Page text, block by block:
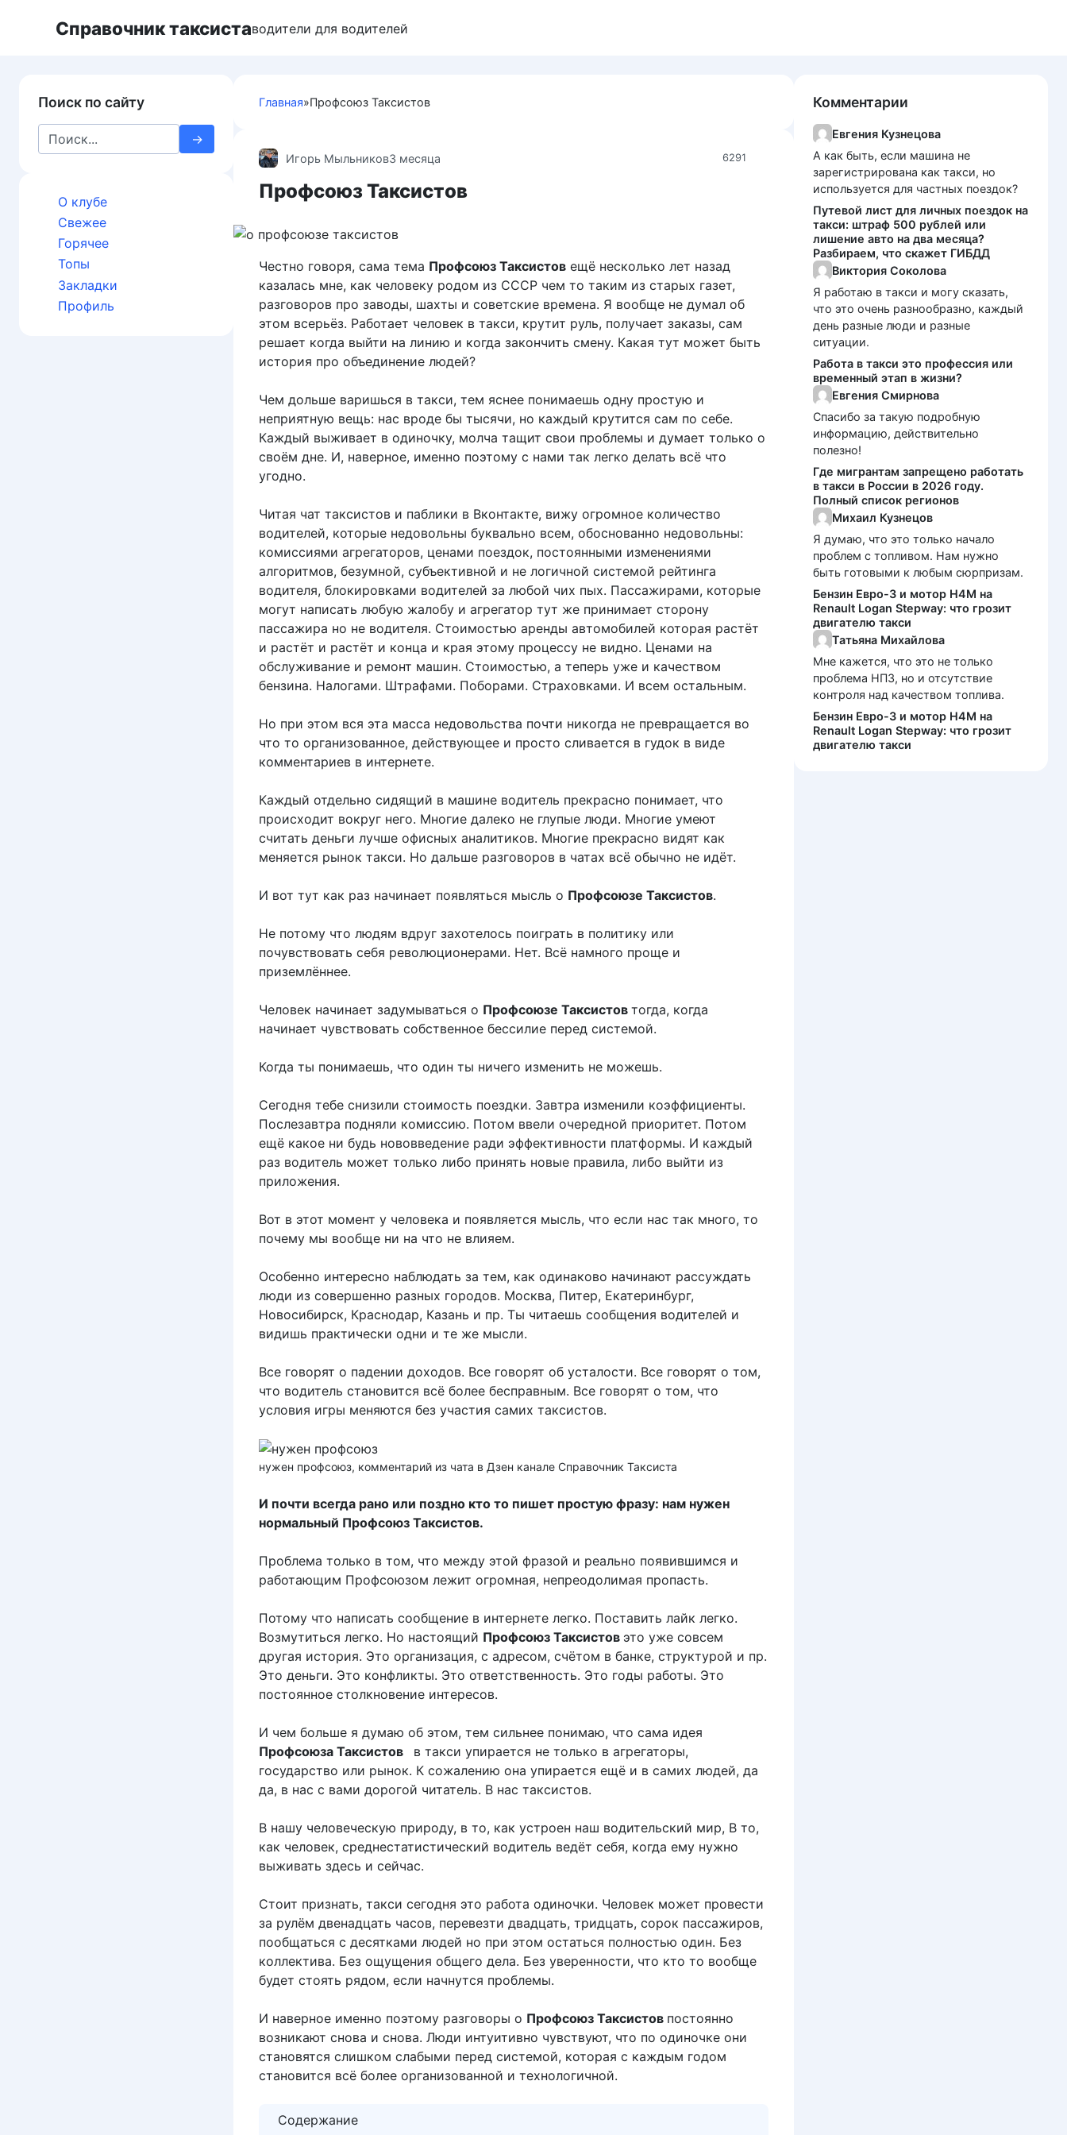
Справочник таксиставодители для водителей
Главная»Профсоюз Таксистов
6291
Игорь Мыльников3 месяца
Профсоюз Таксистов
Честно говоря, сама тема Профсоюз Таксистов ещё несколько лет назад
казалась мне, как человеку родом из СССР чем то таким из старых газет,
разговоров про заводы, шахты и советские времена. Я вообще не думал об
этом всерьёз. Работает человек в такси, крутит руль, получает заказы, сам
решает когда выйти на линию и когда закончить смену. Какая тут может быть
история про объединение людей?
Чем дольше варишься в такси, тем яснее понимаешь одну простую и
неприятную вещь: нас вроде бы тысячи, но каждый крутится сам по себе.
Каждый выживает в одиночку, молча тащит свои проблемы и думает только о
своём дне. И, наверное, именно поэтому с нами так легко делать всё что
угодно.
Читая чат таксистов и паблики в Вконтакте, вижу огромное количество
водителей, которые недовольны буквально всем, обоснованно недовольны:
комиссиями агрегаторов, ценами поездок, постоянными изменениями
алгоритмов, безумной, субъективной и не логичной системой рейтинга
водителя, блокировками водителей за любой чих пых. Пассажирами, которые
могут написать любую жалобу и агрегатор тут же принимает сторону
пассажира но не водителя. Стоимостью аренды автомобилей которая растёт
и растёт и растёт и конца и края этому процессу не видно. Ценами на
обслуживание и ремонт машин. Стоимостью, а теперь уже и качеством
бензина. Налогами. Штрафами. Поборами. Страховками. И всем остальным.
Но при этом вся эта масса недовольства почти никогда не превращается во
что то организованное, действующее и просто сливается в гудок в виде
комментариев в интернете.
Каждый отдельно сидящий в машине водитель прекрасно понимает, что
происходит вокруг него. Многие далеко не глупые люди. Многие умеют
считать деньги лучше офисных аналитиков. Многие прекрасно видят как
меняется рынок такси. Но дальше разговоров в чатах всё обычно не идёт.
И вот тут как раз начинает появляться мысль о Профсоюзе Таксистов.
Не потому что людям вдруг захотелось поиграть в политику или
почувствовать себя революционерами. Нет. Всё намного проще и
приземлённее.
Человек начинает задумываться о Профсоюзе Таксистов тогда, когда
начинает чувствовать собственное бессилие перед системой.
Когда ты понимаешь, что один ты ничего изменить не можешь.
Сегодня тебе снизили стоимость поездки. Завтра изменили коэффициенты.
Послезавтра подняли комиссию. Потом ввели очередной приоритет. Потом
ещё какое ни будь нововведение ради эффективности платформы. И каждый
раз водитель может только либо принять новые правила, либо выйти из
приложения.
Вот в этот момент у человека и появляется мысль, что если нас так много, то
почему мы вообще ни на что не влияем.
Особенно интересно наблюдать за тем, как одинаково начинают рассуждать
люди из совершенно разных городов. Москва, Питер, Екатеринбург,
Новосибирск, Краснодар, Казань и пр. Ты читаешь сообщения водителей и
видишь практически одни и те же мысли.
Все говорят о падении доходов. Все говорят об усталости. Все говорят о том,
что водитель становится всё более бесправным. Все говорят о том, что
условия игры меняются без участия самих таксистов.
нужен профсоюз, комментарий из чата в Дзен канале Справочник Таксиста
И почти всегда рано или поздно кто то пишет простую фразу: нам нужен
нормальный Профсоюз Таксистов.
Проблема только в том, что между этой фразой и реально появившимся и
работающим Профсоюзом лежит огромная, непреодолимая пропасть.
Потому что написать сообщение в интернете легко. Поставить лайк легко.
Возмутиться легко. Но настоящий Профсоюз Таксистов это уже совсем
другая история. Это организация, с адресом, счётом в банке, структурой и пр.
Это деньги. Это конфликты. Это ответственность. Это годы работы. Это
постоянное столкновение интересов.
И чем больше я думаю об этом, тем сильнее понимаю, что сама идея
Профсоюза Таксистов
в такси упирается не только в агрегаторы,
государство или рынок. К сожалению она упирается ещё и в самих людей, да
да, в нас с вами дорогой читатель. В нас таксистов.
В нашу человеческую природу, в то, как устроен наш водительский мир, В то,
как человек, среднестатистический водитель ведёт себя, когда ему нужно
выживать здесь и сейчас.
Стоит признать, такси сегодня это работа одиночки. Человек может провести
за рулём двенадцать часов, перевезти двадцать, тридцать, сорок пассажиров,
пообщаться с десятками людей но при этом остаться полностью один. Без
коллектива. Без ощущения общего дела. Без уверенности, что кто то вообще
будет стоять рядом, если начнутся проблемы.
И наверное именно поэтому разговоры о Профсоюз Таксистов постоянно
возникают снова и снова. Люди интуитивно чувствуют, что по одиночке они
становятся слишком слабыми перед системой, которая с каждым годом
становится всё более организованной и технологичной.
Содержание
Поиск по сайту
e
О клубе
Свежее
Горячее
Топы
Закладки
Профиль
Комментарии
Евгения Кузнецова
А как быть, если машина не
зарегистрирована как такси, но
используется для частных поездок?
Путевой лист для личных поездок на
такси: штраф 500 рублей или
лишение авто на два месяца?
Разбираем, что скажет ГИБДД
Виктория Соколова
Я работаю в такси и могу сказать,
что это очень разнообразно, каждый
день разные люди и разные
ситуации.
Работа в такси это профессия или
временный этап в жизни?
Евгения Смирнова
Спасибо за такую подробную
информацию, действительно
полезно!
Где мигрантам запрещено работать
в такси в России в 2026 году.
Полный список регионов
Михаил Кузнецов
Я думаю, что это только начало
проблем с топливом. Нам нужно
быть готовыми к любым сюрпризам.
Бензин Евро-3 и мотор H4M на
Renault Logan Stepway: что грозит
двигателю такси
Татьяна Михайлова
Мне кажется, что это не только
проблема НПЗ, но и отсутствие
контроля над качеством топлива.
Бензин Евро-3 и мотор H4M на
Renault Logan Stepway: что грозит
двигателю такси